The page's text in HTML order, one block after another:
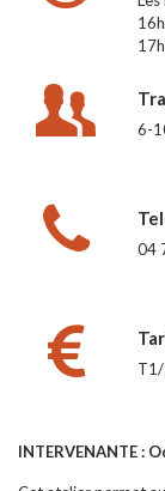
6-
04
INTERVENANTE :